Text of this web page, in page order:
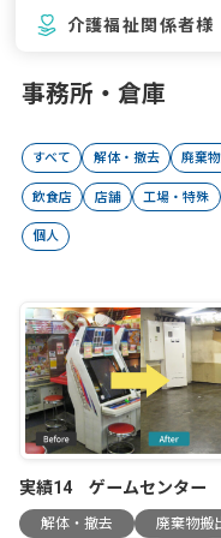
介護福祉関係者様
事務所・倉庫
すべて 解体・撤去 廃棄
飲食店 店舗 工場・特殊
個人
実績14 ゲームセンター
解体・撤去
廃棄物搬